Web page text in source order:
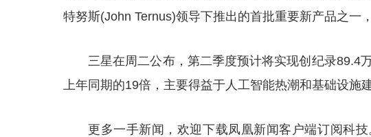
特努斯(John Ternus)领导下推出的首批重要新产品之一
三星在周二公布，第二季度预计将实现创纪录89.4
上年同期的19倍，主要得益于人工智能热潮和基础设施
更多一手新闻，欢迎下载凤凰新闻客户端订阅科